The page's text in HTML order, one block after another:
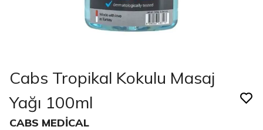
Cabs Tropikal Kokulu Masaj
Yağı 100ml
CABS MEDİCAL